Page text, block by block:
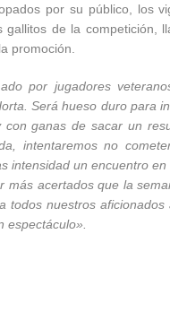
por su público, los
de la competición,
promoción.
por jugadores
Será hueso duro para
ganas de sacar un
intentaremos no
intensidad un encuentro
acertados que la
todos nuestros
espectáculo».